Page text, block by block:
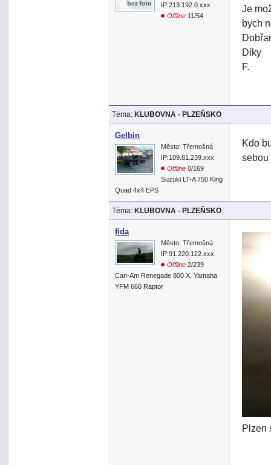
IP:213.192.0.xxx
Offline 11/54
Je
bych
Díky
F.
Téma: KLUBOVNA - PLZEŇSKO
Gelbin
Město: Třemošná
IP:109.81.239.xxx
Offline 0/169
Suzuki LT-A 750 King
Quad 4x4 EPS
Kdo
sebou
Téma: KLUBOVNA - PLZEŇSKO
fida
Město: Třemošná
IP:91.220.122.xxx
Offline 2/239
Can-Am Renegade 800 X, Yamaha
YFM 660 Raptor
Plzen